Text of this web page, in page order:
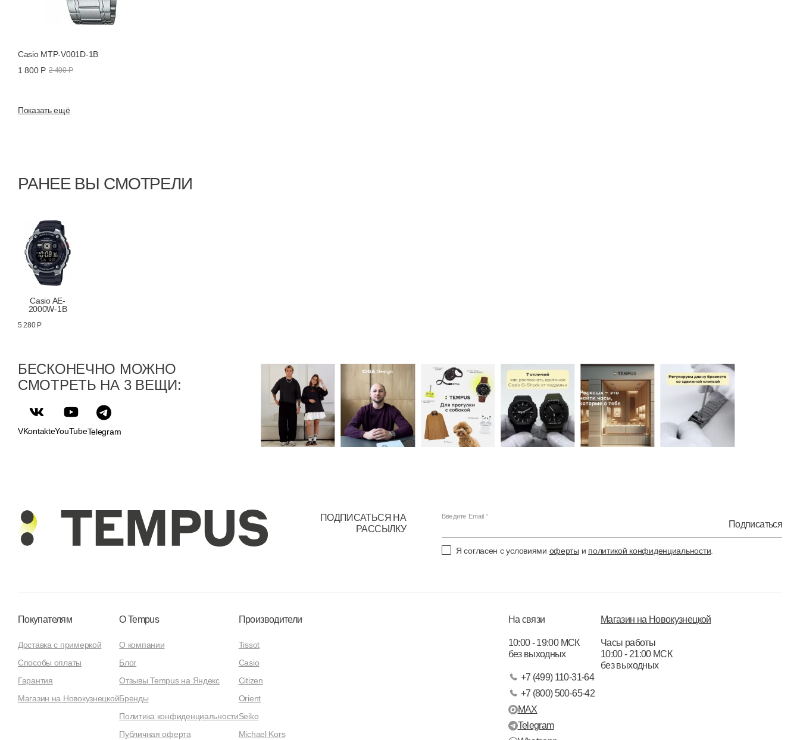
Casio MTP-V001D-1B
1 800 Р 2 400 Р
Показать ещё
РАНЕЕ ВЫ СМОТРЕЛИ
Casio AE-
2000W-1B
5 280 Р
БЕСКОНЕЧНО МОЖНО
СМОТРЕТЬ НА 3 ВЕЩИ:
VKontakteYouTubeTelegram
ПОДПИСАТЬСЯ НА
РАССЫЛКУ
Введите Email
Подписаться
Я согласен с условиями оферты и политикой конфиденциальности.
Покупателям
Доставка с примеркой
Способы оплаты
Гарантия
Магазин на Новокузнецкой
О Tempus
О компании
Блог
Отзывы Tempus на Яндекс
Бренды
Политика конфиденциальности
Публичная оферта
Производители
Tissot
Casio
Citizen
Orient
Seiko
Michael Kors
На связи
10:00 - 19:00 МСК
без выходных
+7 (499) 110-31-64
+7 (800) 500-65-42
MAX
Telegram
Магазин на Новокузнецкой
Часы работы
10:00 - 21:00 МСК
без выходных